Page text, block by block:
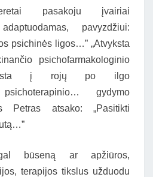
pasakoju įvairiai
pavyzdžiui:
psichinės ligos…” „Atvyksta
psichofarmakologinio
į rojų po ilgo
gydymo
Petras atsako: „Pasitikti
būseną ar apžiūros,
terapijos tikslus užduodu